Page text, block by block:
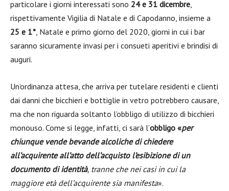
particolare i giorni interessati sono 24 e 31 dicembre,
rispettivamente Vigilia di Natale e di Capodanno, insieme a
25 e 1°, Natale e primo giorno del 2020, giorni in cui i bar
saranno sicuramente invasi per i consueti aperitivi e brindisi di
auguri.
Un’ordinanza attesa, che arriva per tutelare residenti e clienti
dai danni che bicchieri e bottiglie in vetro potrebbero causare,
ma che non riguarda soltanto l’obbligo di utilizzo di bicchieri
monouso. Come si legge, infatti, ci sarà l’obbligo «per
chiunque vende bevande alcoliche di chiedere
all’acquirente all’atto dell’acquisto l’esibizione di un
documento di identità, tranne che nei casi in cui la
maggiore età dell’acquirente sia manifesta».